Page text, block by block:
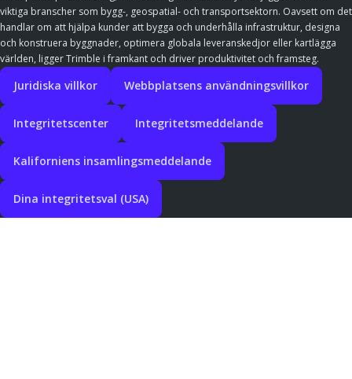
viktiga branscher som bygg-, geospatial- och transportsektorn. Oavsett om det
handlar om att hjälpa kunder att bygga och underhålla infrastruktur, designa
och konstruera byggnader, optimera globala leveranskedjor eller kartlägga
världen, ligger Trimble i framkant och driver produktivitet och framsteg.
Juridiska villkor Webbplatsens användningsvillkor
Integritetscenter Integritetsmeddelande
Kaliforniens insamlingsmeddelande
Dina integritetsval (USA)